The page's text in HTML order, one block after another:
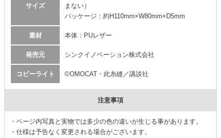
サイズ
まない）
パッケージ：約H110mm×W80mm×D5mm
素材 本体：PUレザー
発売元 シンクイノベーション株式会社
コピーライト ©OMOCAT・此糸縫／講談社
注意事項
・ページ内写真と実物では多少の色の違いが生じる事があります。
・仕様は予告なく変更される場合がございます。